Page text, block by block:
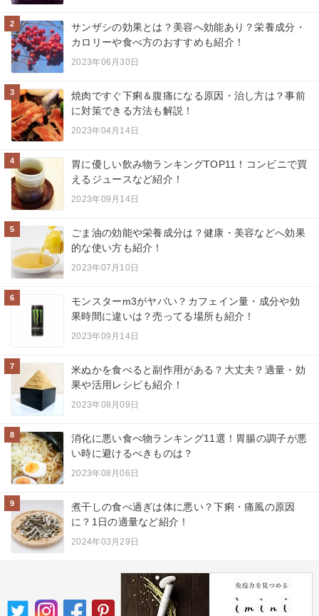
2
サンザシの効果とは？美容へ効能あり？栄養成分・
カロリーや食べ方のおすすめも紹介！
2023年06月30日
3
焼肉ですぐ下痢＆腹痛になる原因・治し方は？事前
に対策できる方法も解説！
2023年04月14日
4
胃に優しい飲み物ランキングTOP11！コンビニで買
えるジュースなど紹介！
2023年09月14日
5
ごま油の効能や栄養成分は？健康・美容などへ効果
的な使い方も紹介！
2023年07月10日
6
モンスターm3がヤバい？カフェイン量・成分や効
果時間に違いは？売ってる場所も紹介！
2023年09月14日
7
米ぬかを食べると副作用がある？大丈夫？適量・効
果や活用レシピも紹介！
2023年08月09日
8
消化に悪い食べ物ランキング11選！胃腸の調子が悪
い時に避けるべきものは？
2023年08月06日
9
煮干しの食べ過ぎは体に悪い？下痢・痛風の原因
に？1日の適量など紹介！
2024年03月29日